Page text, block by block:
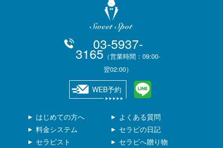
03-5937-
3165 （営業時間：09:00-
翌02:00）
WEB予約
はじめての方へ
料金システム
セラピスト
よくある質問
セラピの日記
セラピへ贈り物